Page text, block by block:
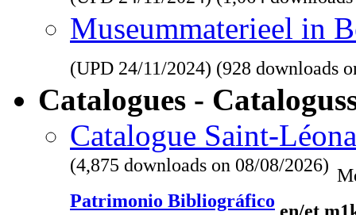
Museummaterieel in
(UPD 24/11/2024) (928 downloads
Catalogues -
Catalogue Saint-
(4,875 downloads on 08/08/2026)
Patrimonio Bibliográfico